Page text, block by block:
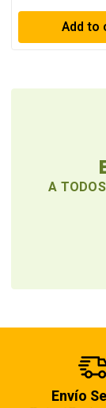
Add to
A
Envío